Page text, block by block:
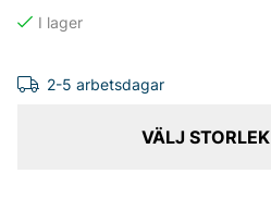
2-5 arbetsdagar
VÄLJ STORLEK